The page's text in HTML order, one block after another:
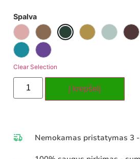
Spalva
Clear Selection
Į krepšelį
Nemokamas pristatymas 3